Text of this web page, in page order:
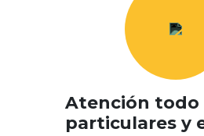
Atención todo
particulares y